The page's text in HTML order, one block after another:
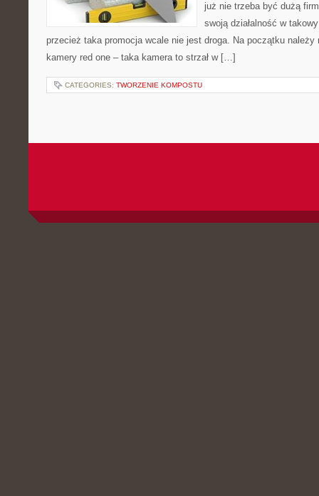
już nie trzeba być dużą
swoją działalność w
przecież taka promocja wcale nie jest droga. Na początku należy
kamery red one – taka kamera to strzał w […]
CATEGORIES: TWORZENIE KOMPOSTU